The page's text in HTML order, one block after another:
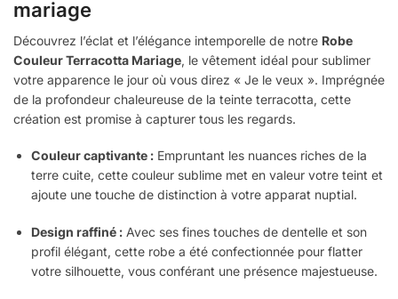
mariage
Découvrez l’éclat et l’élégance intemporelle de notre Robe
Couleur Terracotta Mariage, le vêtement idéal pour sublimer
votre apparence le jour où vous direz « Je le veux ». Imprégnée
de la profondeur chaleureuse de la teinte terracotta, cette
création est promise à capturer tous les regards.
Couleur captivante : Empruntant les nuances riches de la
terre cuite, cette couleur sublime met en valeur votre teint et
ajoute une touche de distinction à votre apparat nuptial.
Design raffiné : Avec ses fines touches de dentelle et son
profil élégant, cette robe a été confectionnée pour flatter
votre silhouette, vous conférant une présence majestueuse.